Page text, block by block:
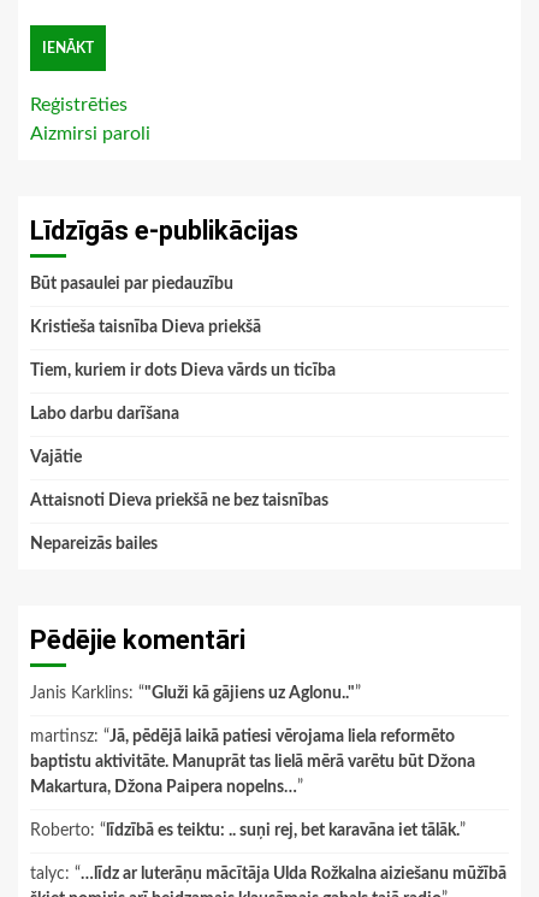
Reģistrēties
Aizmirsi paroli
Līdzīgās e-publikācijas
Būt pasaulei par piedauzību
Kristieša taisnība Dieva priekšā
Tiem, kuriem ir dots Dieva vārds un ticība
Labo darbu darīšana
Vajātie
Attaisnoti Dieva priekšā ne bez taisnības
Nepareizās bailes
Pēdējie komentāri
Janis Karklins: “"Gluži kā gājiens uz Aglonu.."”
martinsz: “Jā, pēdējā laikā patiesi vērojama liela reformēto
baptistu aktivitāte. Manuprāt tas lielā mērā varētu būt Džona
Makartura, Džona Paipera nopelns…”
Roberto: “ līdzībā es teiktu: .. suņi rej, bet karavāna iet tālāk.”
talyc: “…līdz ar luterāņu mācītāja Ulda Rožkalna aiziešanu mūžībā